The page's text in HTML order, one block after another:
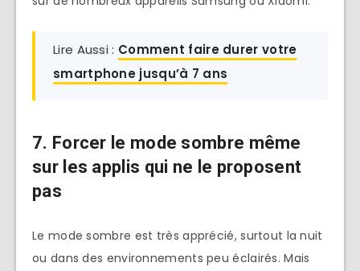
Lire Aussi : Comment faire durer votre
smartphone jusqu’à 7 ans
7. Forcer le mode sombre même
sur les applis qui ne le proposent
pas
Le mode sombre est très apprécié, surtout la nuit
ou dans des environnements peu éclairés. Mais